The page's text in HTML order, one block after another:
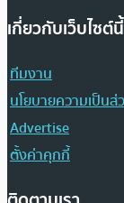
เกี่ยวกับเว็บไซต์นี้
ทีมงาน
นโยบายความเป็นส่
Advertise
ตั้งค่าคุกกี้